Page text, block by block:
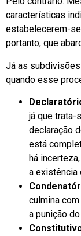
características
estabelecerem-
portanto, que
Já as
quando esse
já que trata-
declaração
está
há
a existência
culmina
a punição do